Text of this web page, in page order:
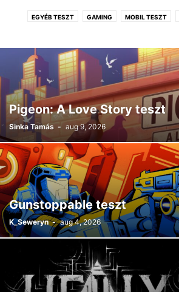
EGYÉB TESZT GAMING MOBIL TESZT
Pigeon: A Love Story teszt
Sinka Tamás - aug 9, 2026
Gunstoppable teszt
K_Seweryn - aug 4, 2026